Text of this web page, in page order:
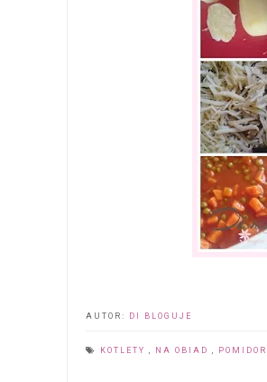
AUTOR: DI BLOGUJE
KOTLETY NA OBIAD POMIDOR